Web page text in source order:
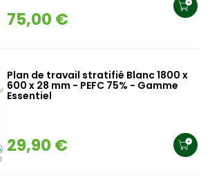
75,00 €
Plan de travail stratifié Blanc 1800 x
600 x 28 mm - PEFC 75% - Gamme
Essentiel
29,90 €